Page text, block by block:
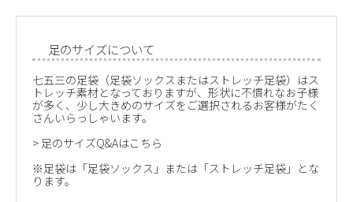
足のサイズについて
七五三の足袋（足袋ソックスまたはストレッチ足袋）はス
トレッチ素材となっておりますが、形状に不慣れなお子様
が多く、少し大きめのサイズをご選択されるお客様がたく
さんいらっしゃいます。
> 足のサイズQ&Aはこちら
※足袋は「足袋ソックス」または「ストレッチ足袋」とな
ります。